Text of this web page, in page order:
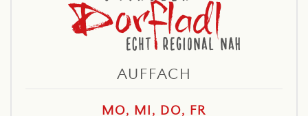
AUFFACH
MO, MI, DO, FR